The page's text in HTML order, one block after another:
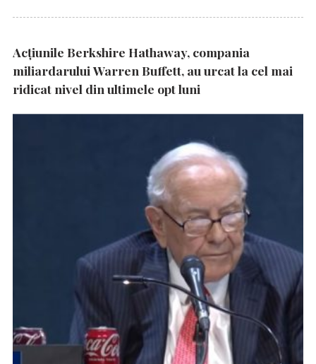
Acțiunile Berkshire Hathaway, compania
miliardarului Warren Buffett, au urcat la cel mai
ridicat nivel din ultimele opt luni